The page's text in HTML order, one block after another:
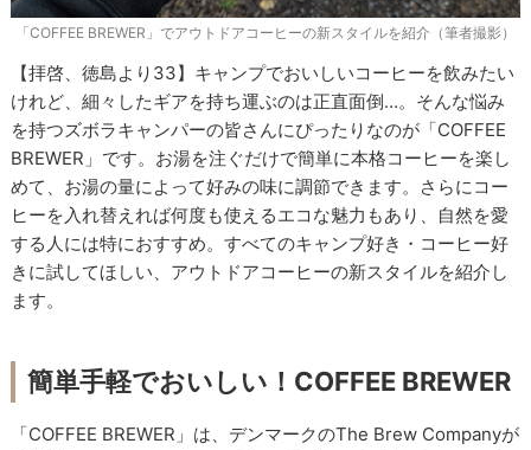
「COFFEE BREWER」でアウトドアコーヒーの新スタイルを紹介（筆者撮影）
【拝啓、徳島より33】キャンプでおいしいコーヒーを飲みたい
けれど、細々したギアを持ち運ぶのは正直面倒…。そんな悩み
を持つズボラキャンパーの皆さんにぴったりなのが「COFFEE
BREWER」です。お湯を注ぐだけで簡単に本格コーヒーを楽し
めて、お湯の量によって好みの味に調節できます。さらにコー
ヒーを入れ替えれば何度も使えるエコな魅力もあり、自然を愛
する人には特におすすめ。すべてのキャンプ好き・コーヒー好
きに試してほしい、アウトドアコーヒーの新スタイルを紹介し
ます。
簡単手軽でおいしい！COFFEE BREWER
「COFFEE BREWER」は、デンマークのThe Brew Companyが